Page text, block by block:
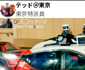
テッド＠東京
東京特派員